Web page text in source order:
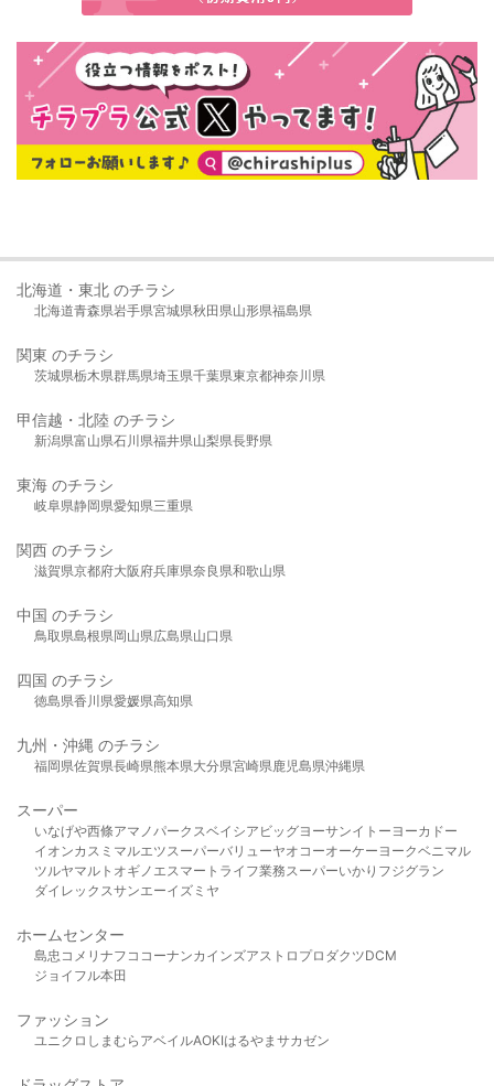
北海道・東北 のチラシ
北海道青森県岩手県宮城県秋田県山形県福島県
関東 のチラシ
茨城県栃木県群馬県埼玉県千葉県東京都神奈川県
甲信越・北陸 のチラシ
新潟県富山県石川県福井県山梨県長野県
東海 のチラシ
岐阜県静岡県愛知県三重県
関西 のチラシ
滋賀県京都府大阪府兵庫県奈良県和歌山県
中国 のチラシ
鳥取県島根県岡山県広島県山口県
四国 のチラシ
徳島県香川県愛媛県高知県
九州・沖縄 のチラシ
福岡県佐賀県長崎県熊本県大分県宮崎県鹿児島県沖縄県
スーパー
いなげや西條アマノパークスベイシア ビッグヨーサンイトーヨーカドー
イオンカスミ マルエツスーパーバリューヤオコーオーケー ヨークベニマル
ツルヤマルト オギノ エスマート ライフ業務スーパーいかり フジグラン
ダイレックスサンエーイズミヤ
ホームセンター
島忠 コメリ ナフコ コーナンカインズアストロプロダクツDCM
ジョイフル本田
ファッション
ユニクロ しまむら アベイルAOKIはるやま サカゼン